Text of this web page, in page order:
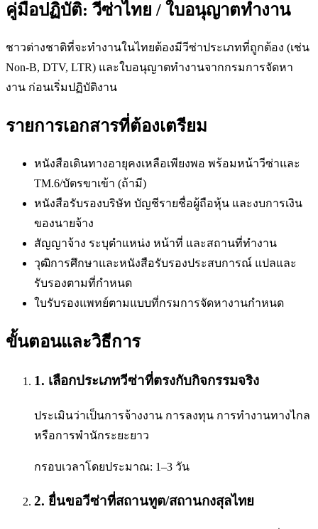
คู่มือปฏิบัติ:วีซ่าไทย / ใบอนุญาตทำงาน
ชาวต่างชาติที่จะทำงานในไทยต้องมีวีซ่าประเภทที่ถูกต้อง (เช่น
Non-B, DTV, LTR) และใบอนุญาตทำงานจากกรมการจัดหา
งาน ก่อนเริ่มปฏิบัติงาน
รายการเอกสารที่ต้องเตรียม
หนังสือเดินทางอายุคงเหลือเพียงพอ พร้อมหน้าวีซ่าและ
TM.6/บัตรขาเข้า (ถ้ามี)
หนังสือรับรองบริษัท บัญชีรายชื่อผู้ถือหุ้น และงบการเงิน
ของนายจ้าง
สัญญาจ้าง ระบุตำแหน่ง หน้าที่ และสถานที่ทำงาน
วุฒิการศึกษาและหนังสือรับรองประสบการณ์ แปลและ
รับรองตามที่กำหนด
ใบรับรองแพทย์ตามแบบที่กรมการจัดหางานกำหนด
ขั้นตอนและวิธีการ
1. เลือกประเภทวีซ่าที่ตรงกับกิจกรรมจริง
ประเมินว่าเป็นการจ้างงาน การลงทุน การทำงานทางไกล
หรือการพำนักระยะยาว
กรอบเวลาโดยประมาณ: 1–3 วัน
2. ยื่นขอวีซ่าที่สถานทูต/สถานกงสุลไทย